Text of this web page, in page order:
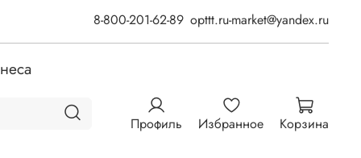
8-800-201-62-89 opttt.ru-market@yandex.ru
Профиль Избранное Корзина